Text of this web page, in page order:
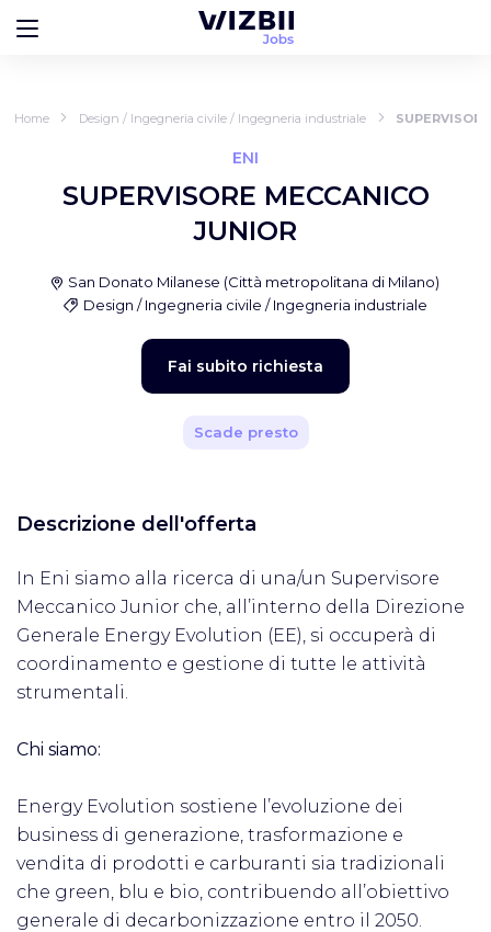
Home Design / Ingegneria civile / Ingegneria industriale
ENI
SUPERVISORE MECCANICO
JUNIOR
San Donato Milanese (Città metropolitana di Milano)
Design / Ingegneria civile / Ingegneria industriale
Fai subito richiesta
Scade presto
Descrizione dell'offerta
In Eni siamo alla ricerca di una/un Supervisore
Meccanico Junior che, all’interno della Direzione
Generale Energy Evolution (EE), si occuperà di
coordinamento e gestione di tutte le attività
strumentali.
Chi siamo:
Energy Evolution sostiene l’evoluzione dei
business di generazione, trasformazione e
vendita di prodotti e carburanti sia tradizionali
che green, blu e bio, contribuendo all’obiettivo
generale di decarbonizzazione entro il 2050.